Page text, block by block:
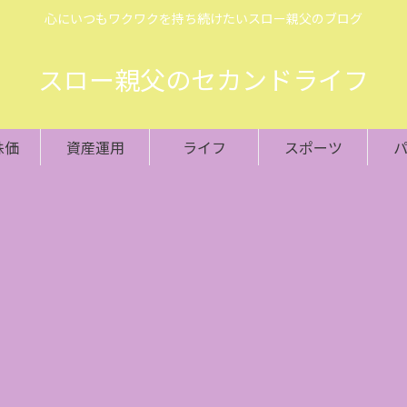
心にいつもワクワクを持ち続けたいスロー親父のブログ
スロー親父のセカンドライフ
価 資産運用 ライフ スポーツ